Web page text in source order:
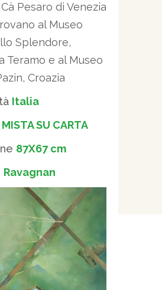
Pesaro di Venezia
al Museo
Splendore,
Teramo e al Museo
Croazia
Italia
SU CARTA
87X67 cm
Ravagnan